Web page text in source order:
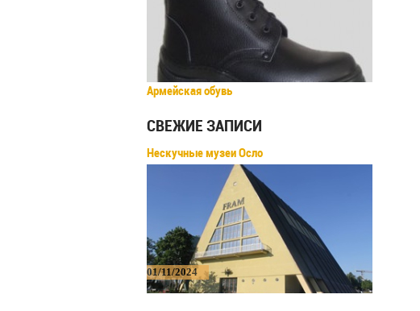
Армейская обувь
СВЕЖИЕ ЗАПИСИ
Нескучные музеи Осло
01/11/2024